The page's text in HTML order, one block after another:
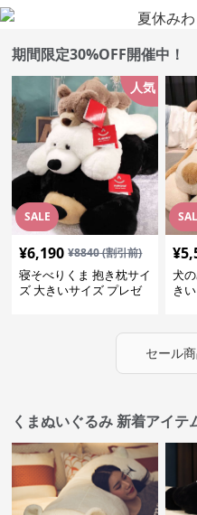
期間限定30%OFF開催中！
SALE
人気
¥6,190 ¥8840(割引前)
寝そべりくま 抱き枕サイ
ズ 大きいサイズ プレゼ
¥
犬
き
セール